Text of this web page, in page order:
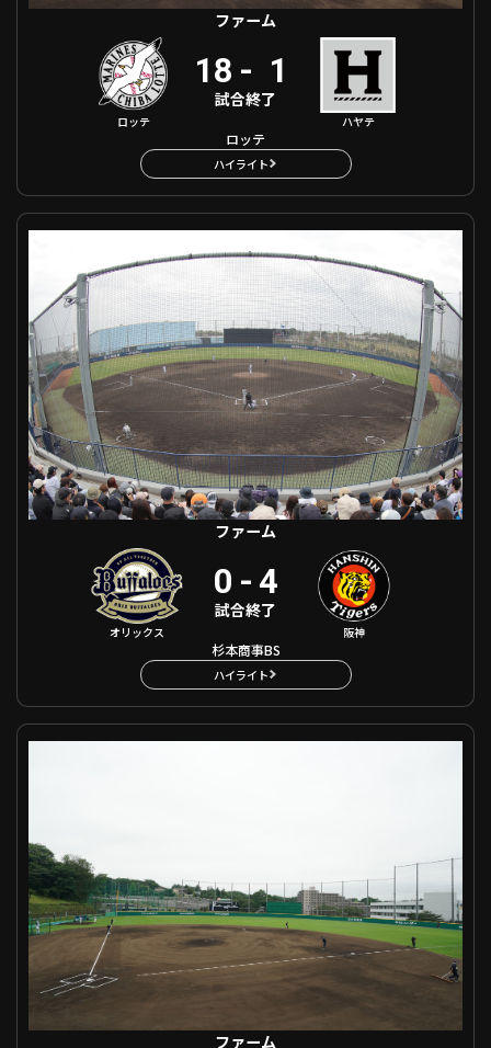
ファーム
ロッテ
18 - 1
試合終了
ハヤテ
ロッテ
ハイライト
ファーム オリックス VS 阪神
ファーム
オリックス
0 -4
試合終了
阪神
杉本商事BS
ハイライト
ファーム 埼玉西武 VS 横浜DeNA
ファーム